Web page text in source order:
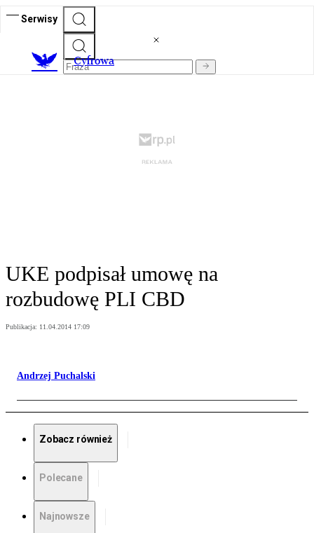
Serwisy
Cyfrowa
UKE podpisał umowę na
rozbudowę PLI CBD
Publikacja: 11.04.2014 17:09
Andrzej Puchalski
Zobacz również
Polecane
Najnowsze